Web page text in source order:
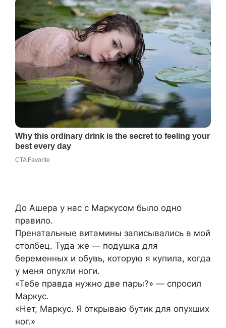
До Ашера у нас с Маркусом было одно
правило.
Пренатальные витамины записывались в мой
столбец. Туда же — подушка для
беременных и обувь, которую я купила, когда
у меня опухли ноги.
«Тебе правда нужно две пары?» — спросил
Маркус.
«Нет, Маркус. Я открываю бутик для опухших
ног.»